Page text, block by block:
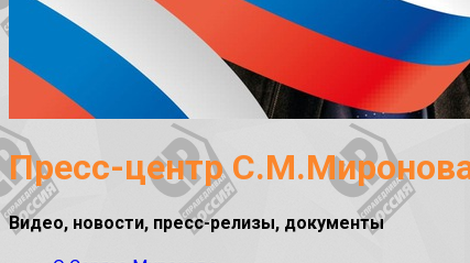
Пресс-центр
Видео, новости, пресс-релизы, документы